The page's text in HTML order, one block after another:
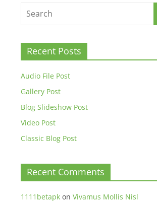
Recent Posts
Audio File Post
Gallery Post
Blog Slideshow Post
Video Post
Classic Blog Post
Recent Comments
1111betapk on Vivamus Mollis Nisl